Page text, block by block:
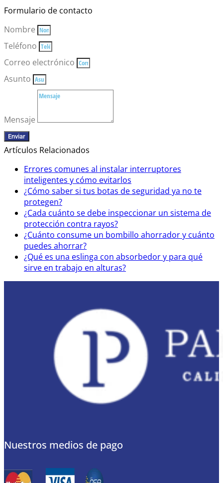
Formulario de contacto
Nombre
Teléfono
Correo electrónico
Asunto
Mensaje
Enviar
Artículos Relacionados
Errores comunes al instalar interruptores
inteligentes y cómo evitarlos
¿Cómo saber si tus botas de seguridad ya no te
protegen?
¿Cada cuánto se debe inspeccionar un sistema de
protección contra rayos?
¿Cuánto consume un bombillo ahorrador y cuánto
puedes ahorrar?
¿Qué es una eslinga con absorbedor y para qué
sirve en trabajo en alturas?
Nuestros medios de pago